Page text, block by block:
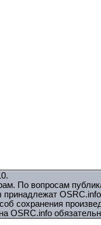
По вопросам
сохранения
OSRC.info